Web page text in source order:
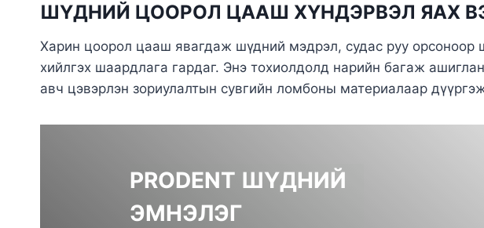
ШҮДНИЙ ЦООРОЛ ЦААШ ХҮНДЭРВЭЛ ЯАХ
Харин цоорол цааш явагдаж шүдний мэдрэл, судас руу орсоноор
хийлгэх шаардлага гардаг. Энэ тохиолдолд нарийн багаж
авч цэвэрлэн зориулалтын сувгийн ломбоны материалаар
PRODENT ШҮДНИЙ
ЭМНЭЛЭГ